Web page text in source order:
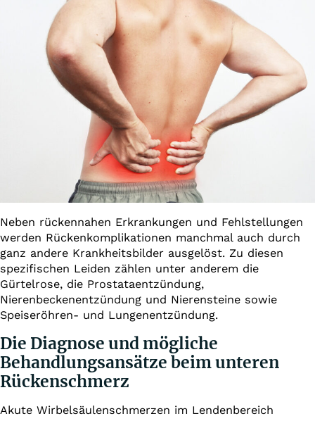
Neben rückennahen Erkrankungen und Fehlstellungen
werden Rückenkomplikationen manchmal auch durch
ganz andere Krankheitsbilder ausgelöst. Zu diesen
spezifischen Leiden zählen unter anderem die
Gürtelrose, die Prostataentzündung,
Nierenbeckenentzündung und Nierensteine sowie
Speiseröhren- und Lungenentzündung.
Die Diagnose und mögliche
Behandlungsansätze beim unteren
Rückenschmerz
Akute Wirbelsäulenschmerzen im Lendenbereich